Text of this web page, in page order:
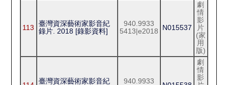
113
臺灣資深藝術家影音紀
錄片. 2018 [錄影資料]
940.9933
5413|e2018
N015537
劇
情
影
片
(家
用
版)
臺灣資深藝術家影音紀
940.9933
劇
情
影